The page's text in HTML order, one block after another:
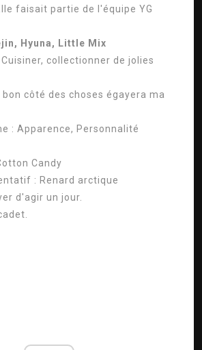
faisait partie de l'équipe YG
Hyuna, Little Mix
collectionner de jolies
bon côté des choses égayera ma
: Apparence, Personnalité
Candy
: Renard arctique
d'agir un jour.